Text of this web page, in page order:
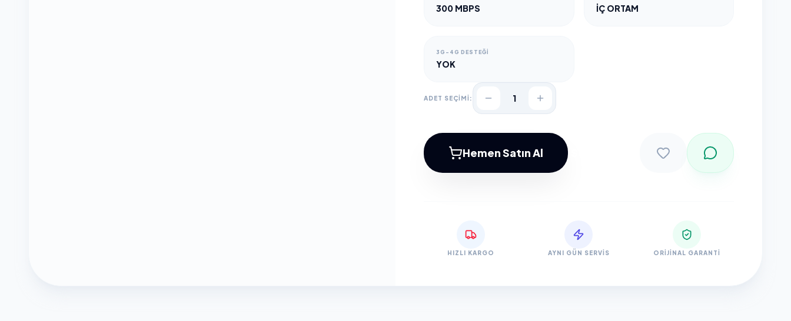
300 MBPS İÇ ORTAM
3G-4G DESTEĞI
YOK
ADET SEÇİMİ: 1
Hemen Satın Al
HIZLI KARGO AYNI GÜN SERVIS ORIJINAL GARANTI